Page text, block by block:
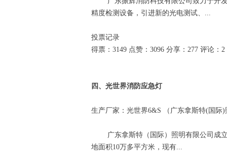
精度检测设备，引进新的光电测试、...
投票记录
得票：3149 点赞：3096 分享：277 评论：2
四、光世界消防应急灯
生产厂家：光世界6&S （广东拿斯特(国际
广东拿斯特（国际）照明有限公司成立
地面积10万多平方米，现有...